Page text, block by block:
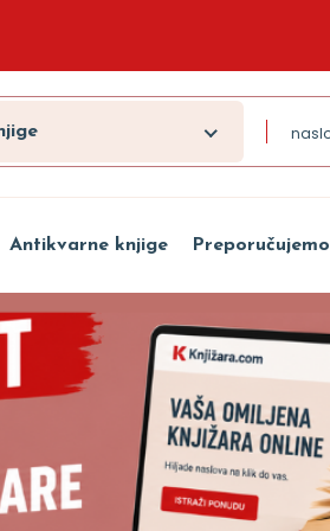
Antikvarne knjige Preporučujemo